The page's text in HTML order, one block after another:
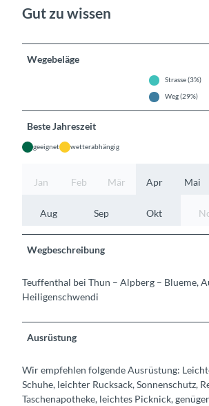
Gut zu wissen
Wegebeläge
Strasse (3%)
Weg (29%)
Beste Jahreszeit
geeignet wetterabhängig
Jan Feb Mär Apr Mai
Aug Sep Okt
Wegbeschreibung
Teuffenthal bei Thun – Alpberg – Blueme,
Heiligenschwendi
Ausrüstung
Wir empfehlen folgende Ausrüstung:
Schuhe, leichter Rucksack, Sonnenschutz,
Taschenapotheke, leichtes Picknick,